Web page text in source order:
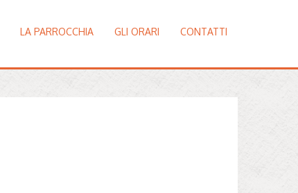
LA PARROCCHIA GLI ORARI CONTATTI